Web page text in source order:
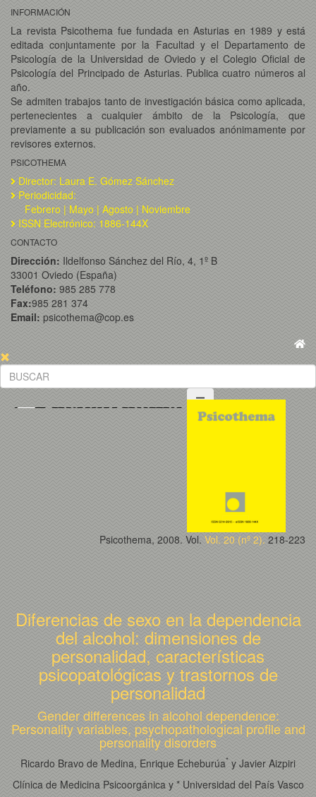
INFORMACIÓN
La revista Psicothema fue fundada en Asturias en 1989 y está
editada conjuntamente por la Facultad y el Departamento de
Psicología de la Universidad de Oviedo y el Colegio Oficial de
Psicología del Principado de Asturias. Publica cuatro números al
año.
Se admiten trabajos tanto de investigación básica como aplicada,
pertenecientes a cualquier ámbito de la Psicología, que
previamente a su publicación son evaluados anónimamente por
revisores externos.
PSICOTHEMA
Director: Laura E. Gómez Sánchez
Periodicidad:
Febrero | Mayo | Agosto | Noviembre
ISSN Electrónico: 1886-144X
CONTACTO
Dirección: Ildelfonso Sánchez del Río, 4, 1º B
33001 Oviedo (España)
Teléfono: 985 285 778
Fax:985 281 374
Email: psicothema@cop.es
Psicothema, 2008. Vol. Vol. 20 (nº 2). 218-223
Diferencias de sexo en la dependencia
del alcohol: dimensiones de
personalidad, características
psicopatológicas y trastornos de
personalidad
Gender differences in alcohol dependence:
Personality variables, psychopathological profile and
personality disorders
Ricardo Bravo de Medina, Enrique Echeburúa* y Javier Aizpiri
Clínica de Medicina Psicoorgánica y * Universidad del País Vasco